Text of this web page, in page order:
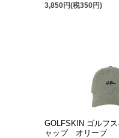
3,850円(税350円)
GOLFSKIN ゴルフ
ャップ オリーブ